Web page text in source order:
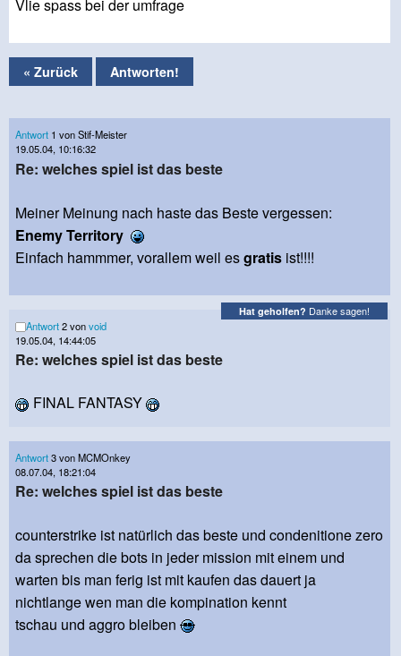
Vlie spass bei der umfrage
« Zurück Antworten!
Antwort 1 von Stif-Meister
19.05.04, 10:16:32
Re: welches spiel ist das beste
Meiner Meinung nach haste das Beste vergessen:
Enemy Territory
Einfach hammmer, vorallem weil esgratis ist!!!!
Hat geholfen? Danke sagen!
Antwort2 vonvoid
19.05.04, 14:44:05
Re: welches spiel ist das beste
FINAL FANTASY
Antwort3 von MCMOnkey
08.07.04, 18:21:04
Re: welches spiel ist das beste
counterstrike ist natürlich das beste und condenitione zero
da sprechen die bots in jeder mission mit einem und
warten bis man ferig ist mit kaufen das dauert ja
nichtlange wen man die kompination kennt
tschau und aggro bleiben